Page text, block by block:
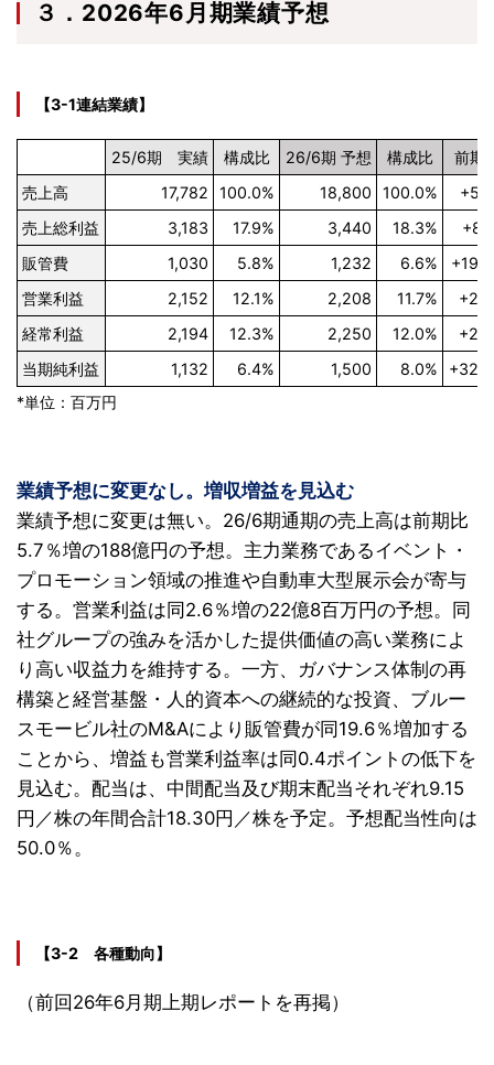
３．2026年6月期業績予想
【3-1連結業績】
25/6期 実績 構成比 26/6期 予想 構成比
前期
売上高
17,782 100.0% 18,800 100.0%
売上総利益
3,183 17.9% 3,440 18.3%
販管費
1,030 5.8% 1,232 6.6%
営業利益
2,152 12.1% 2,208 11.7%
経常利益
2,194 12.3% 2,250 12.0%
当期純利益
1,132 6.4% 1,500 8.0%
*単位：百万円
業績予想に変更なし。増収増益を見込む
業績予想に変更は無い。26/6期通期の売上高は前期比
5.7％増の188億円の予想。主力業務であるイベント・
プロモーション領域の推進や自動車大型展示会が寄与
する。営業利益は同2.6％増の22億8百万円の予想。同
社グループの強みを活かした提供価値の高い業務によ
り高い収益力を維持する。一方、ガバナンス体制の再
構築と経営基盤・人的資本への継続的な投資、ブルー
スモービル社のM&Aにより販管費が同19.6％増加する
ことから、増益も営業利益率は同0.4ポイントの低下を
見込む。配当は、中間配当及び期末配当それぞれ9.15
円／株の年間合計18.30円／株を予定。予想配当性向は
50.0％。
【3-2 各種動向】
（前回26年6月期上期レポートを再掲）